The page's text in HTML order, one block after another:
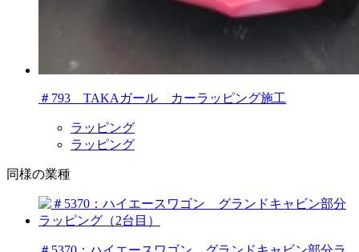
＃793 TAKAガール カーラッピング施工
ラッピング
ラッピング
同様の業種